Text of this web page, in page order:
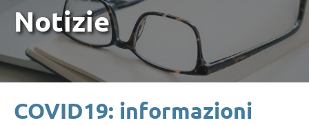
Notizie
COVID19: informazioni